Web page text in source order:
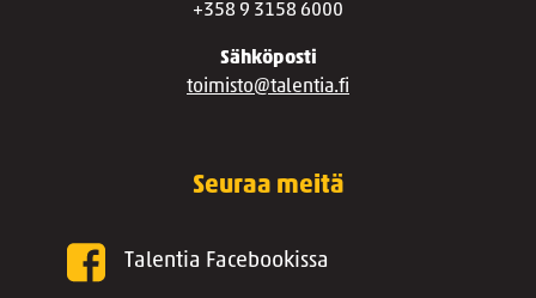
+358 9 3158 6000
Sähköposti
toimisto@talentia.fi
Seuraa meitä
Talentia Facebookissa